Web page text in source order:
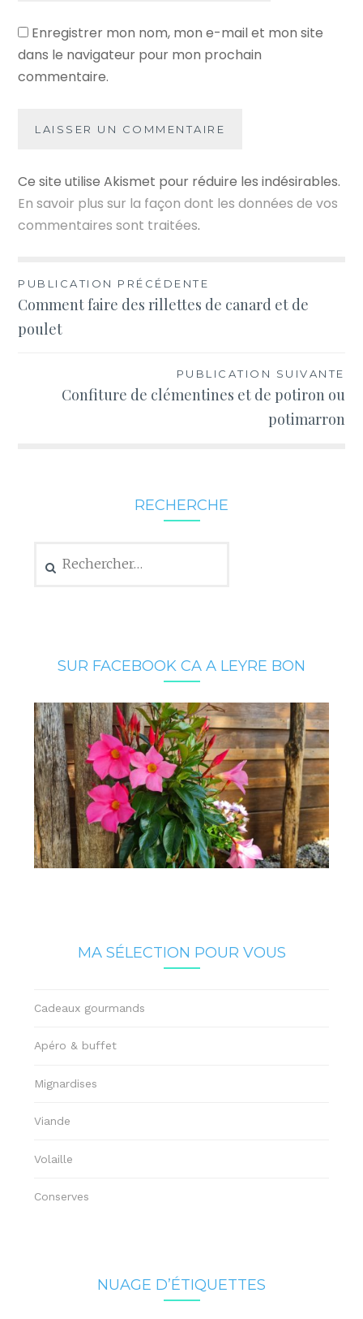
Enregistrer mon nom, mon e-mail et mon site
dans le navigateur pour mon prochain
commentaire.
Ce site utilise Akismet pour réduire les indésirables.
En savoir plus sur la façon dont les données de vos
commentaires sont traitées.
Navigation
de
l’article
PUBLICATION PRÉCÉDENTE
Comment faire des rillettes de canard et de
poulet
PUBLICATION SUIVANTE
Confiture de clémentines et de potiron ou
potimarron
RECHERCHE
SUR FACEBOOK CA A LEYRE BON
MA SÉLECTION POUR VOUS
Cadeaux gourmands
Apéro & buffet
Mignardises
Viande
Volaille
Conserves
NUAGE D’ÉTIQUETTES